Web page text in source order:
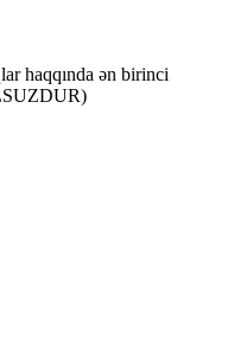
haqqında ən birinci